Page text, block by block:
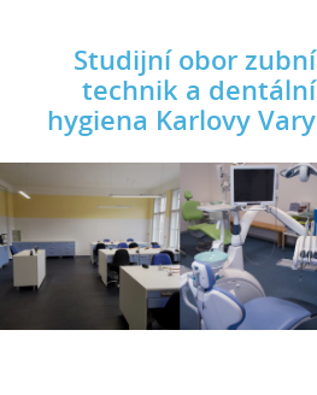
Studijní obor zubní
technik a dentální
hygiena Karlovy Vary